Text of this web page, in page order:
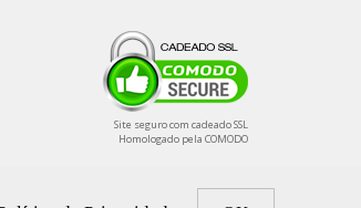
Site seguro com cadeado SSL
Homologado pela COMODO